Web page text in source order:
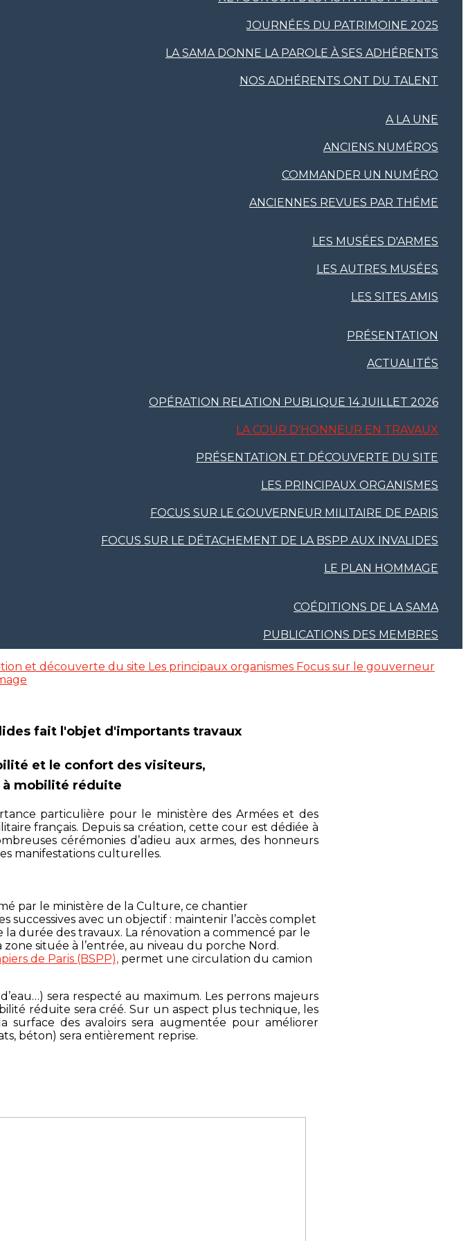
JOURNÉES DU PATRIMOINE 2025
LA SAMA DONNE LA PAROLE À SES ADHÉRENTS
NOS ADHÉRENTS ONT DU TALENT
A LA UNE
ANCIENS NUMÉROS
COMMANDER UN NUMÉRO
ANCIENNES REVUES PAR THÉME
LES MUSÉES D'ARMES
LES AUTRES MUSÉES
LES SITES AMIS
PRÉSENTATION
ACTUALITÉS
OPÉRATION RELATION PUBLIQUE 14 JUILLET 2026
LA COUR D'HONNEUR EN TRAVAUX
PRÉSENTATION ET DÉCOUVERTE DU SITE
LES PRINCIPAUX ORGANISMES
FOCUS SUR LE GOUVERNEUR MILITAIRE DE PARIS
FOCUS SUR LE DÉTACHEMENT DE LA BSPP AUX INVALIDES
LE PLAN HOMMAGE
COÉDITIONS DE LA SAMA
PUBLICATIONS DES MEMBRES
et découverte du site Les principaux organismes Focus sur le gouverneur
fait l'objet d'importants travaux
et le confort des visiteurs,
à mobilité réduite
particulière pour le ministère des Armées et des
français. Depuis sa création, cette cour est dédiée à
cérémonies d’adieu aux armes, des honneurs
manifestations culturelles.
par le ministère de la Culture, ce chantier
avec un objectif : maintenir l’accès complet
durée des travaux. La rénovation a commencé par le
située à l’entrée, au niveau du porche Nord.
de Paris (BSPP), permet une circulation du camion
sera respecté au maximum. Les perrons majeurs
réduite sera créé. Sur un aspect plus technique, les
surface des avaloirs sera augmentée pour améliorer
béton) sera entièrement reprise.